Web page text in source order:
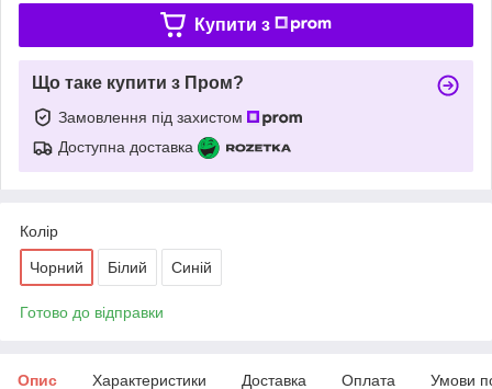
Купити з
Що таке купити з Пром?
Замовлення під захистом
Доступна доставка
Колір
Чорний Білий Синій
Готово до відправки
Опис Характеристики Доставка Оплата Умови